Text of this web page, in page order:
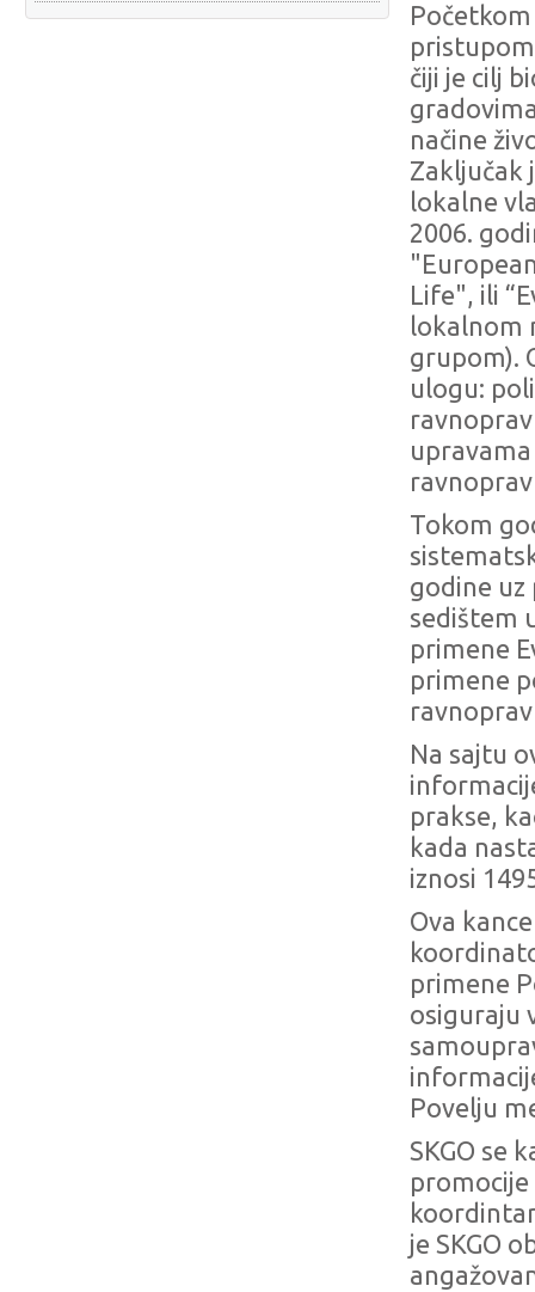
čiji je cilj
načine
Zaključak
lokalne
2006.
Life", ili
lokalnom
grupom).
ulogu:
Tokom
godine uz
sedištem
primene
primene
Na sajtu
prakse,
kada
iznosi
Ova
primene
osiguraju
Povelju
SKGO se
promocije
je SKGO